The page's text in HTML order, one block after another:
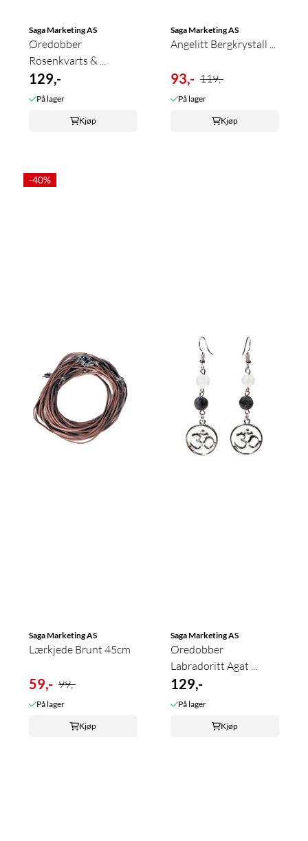
Saga Marketing AS
Øredobber
Rosenkvarts & ...
129,-
På lager
Kjøp
Saga Marketing AS
Angelitt Bergkrystall ...
93,- 119,-
På lager
Kjøp
-40%
Saga Marketing AS
Lærkjede Brunt 45cm
59,- 99,-
På lager
Kjøp
Saga Marketing AS
Øredobber
Labradoritt Agat ...
129,-
På lager
Kjøp